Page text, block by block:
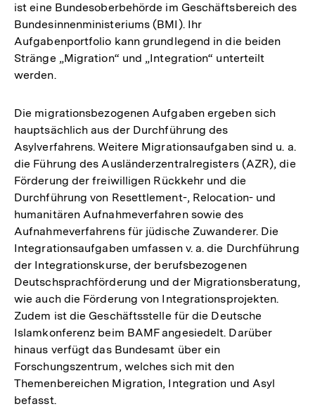
ist eine Bundesoberbehörde im Geschäftsbereich des
Bundesinnenministeriums (BMI). Ihr
Aufgabenportfolio kann grundlegend in die beiden
Stränge „Migration“ und „Integration“ unterteilt
werden.
Die migrationsbezogenen Aufgaben ergeben sich
hauptsächlich aus der Durchführung des
Asylverfahrens. Weitere Migrationsaufgaben sind u. a.
die Führung des Ausländerzentralregisters (AZR), die
Förderung der freiwilligen Rückkehr und die
Durchführung von Resettlement-, Relocation- und
humanitären Aufnahmeverfahren sowie des
Aufnahmeverfahrens für jüdische Zuwanderer. Die
Integrationsaufgaben umfassen v. a. die Durchführung
der Integrationskurse, der berufsbezogenen
Deutschsprachförderung und der Migrationsberatung,
wie auch die Förderung von Integrationsprojekten.
Zudem ist die Geschäftsstelle für die Deutsche
Islamkonferenz beim BAMF angesiedelt. Darüber
hinaus verfügt das Bundesamt über ein
Forschungszentrum, welches sich mit den
Themenbereichen Migration, Integration und Asyl
befasst.